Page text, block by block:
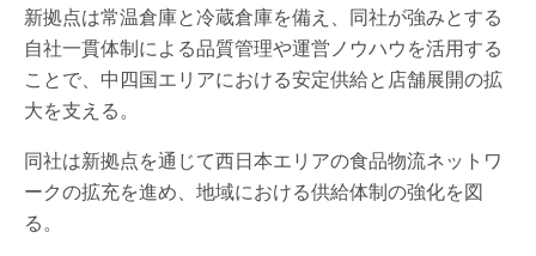
新拠点は常温倉庫と冷蔵倉庫を備え、同社が強みとする
自社一貫体制による品質管理や運営ノウハウを活用する
ことで、中四国エリアにおける安定供給と店舗展開の拡
大を支える。
同社は新拠点を通じて西日本エリアの食品物流ネットワ
ークの拡充を進め、地域における供給体制の強化を図
る。